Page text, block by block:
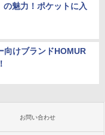
魅力！ポケットに入
向けブランドHOMUR
お問い合わせ